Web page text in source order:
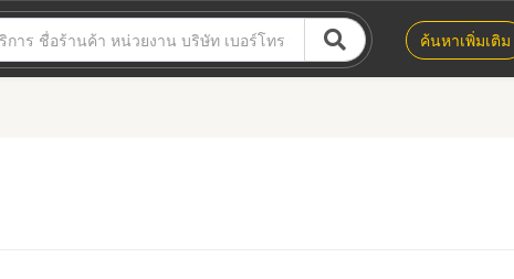
ค้นหาเพิ่มเติม